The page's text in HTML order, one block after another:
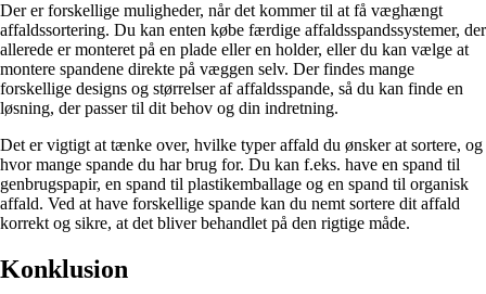
Der er forskellige muligheder, når det kommer til at få væghængt
affaldssortering. Du kan enten købe færdige affaldsspandssystemer, der
allerede er monteret på en plade eller en holder, eller du kan vælge at
montere spandene direkte på væggen selv. Der findes mange
forskellige designs og størrelser af affaldsspande, så du kan finde en
løsning, der passer til dit behov og din indretning.
Det er vigtigt at tænke over, hvilke typer affald du ønsker at sortere, og
hvor mange spande du har brug for. Du kan f.eks. have en spand til
genbrugspapir, en spand til plastikemballage og en spand til organisk
affald. Ved at have forskellige spande kan du nemt sortere dit affald
korrekt og sikre, at det bliver behandlet på den rigtige måde.
Konklusion